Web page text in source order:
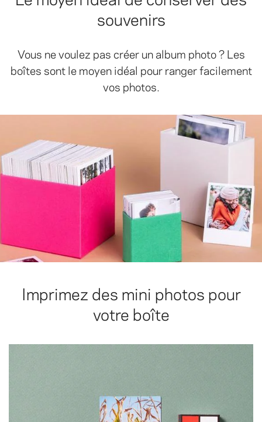
souvenirs
Vous ne voulez pas créer un album photo ? Les
boîtes sont le moyen idéal pour ranger facilement
vos photos.
Imprimez des mini photos pour
votre boîte